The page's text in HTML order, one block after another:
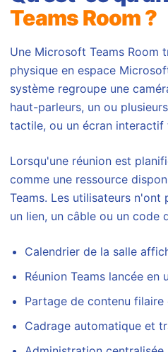
Teams Room ?
Une Microsoft Teams Room
physique en espace
système regroupe une
haut-parleurs, un ou
tactile, ou un écran interactif
Lorsqu'une réunion est
comme une ressource
Teams. Les utilisateurs n'ont
un lien, un câble ou un code
Calendrier de la salle
Réunion Teams lancée en
Partage de contenu filaire
Cadrage automatique et